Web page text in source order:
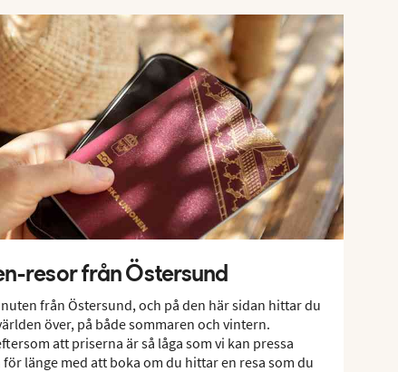
resor från Östersund
från Östersund, och på den här sidan hittar du
över, på både sommaren och vintern.
att priserna är så låga som vi kan pressa
länge med att boka om du hittar en resa som du